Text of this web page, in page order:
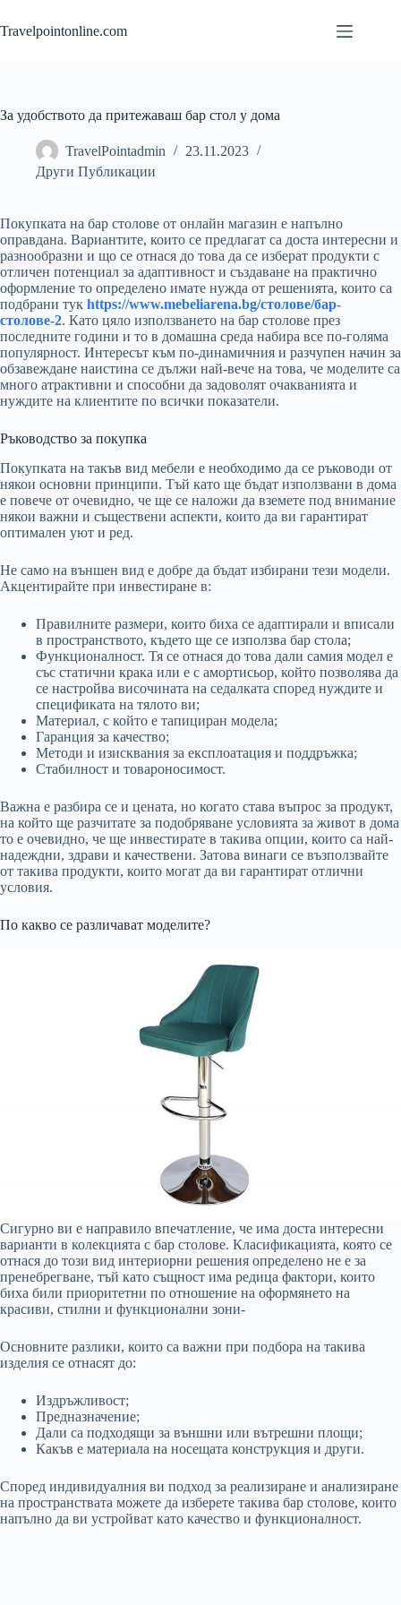
to
content
Travelpointonline.com
За удобството да притежаваш бар стол у дома
TravelPointadmin
23.11.2023
Други Публикации
Покупката на бар столове от онлайн магазин е напълно
оправдана. Вариантите, които се предлагат са доста интересни и
разнообразни и що се отнася до това да се изберат продукти с
отличен потенциал за адаптивност и създаване на практично
оформление то определено имате нужда от решенията, които са
подбрани тук https://www.mebeliarena.bg/столове/бар-
столове-2. Като цяло използването на бар столове през
последните години и то в домашна среда набира все по-голяма
популярност. Интересът към по-динамичния и разчупен начин за
обзавеждане наистина се дължи най-вече на това, че моделите са
много атрактивни и способни да задоволят очакванията и
нуждите на клиентите по всички показатели.
Ръководство за покупка
Покупката на такъв вид мебели е необходимо да се ръководи от
някои основни принципи. Тъй като ще бъдат използвани в дома
е повече от очевидно, че ще се наложи да вземете под внимание
някои важни и съществени аспекти, които да ви гарантират
оптимален уют и ред.
Не само на външен вид е добре да бъдат избирани тези модели.
Акцентирайте при инвестиране в:
Правилните размери, които биха се адаптирали и вписали
в пространството, където ще се използва бар стола;
Функционалност. Тя се отнася до това дали самия модел е
със статични крака или е с амортисьор, който позволява да
се настройва височината на седалката според нуждите и
спецификата на тялото ви;
Материал, с който е тапициран модела;
Гаранция за качество;
Методи и изисквания за експлоатация и поддръжка;
Стабилност и товароносимост.
Важна е разбира се и цената, но когато става въпрос за продукт,
на който ще разчитате за подобряване условията за живот в дома
то е очевидно, че ще инвестирате в такива опции, които са най-
надеждни, здрави и качествени. Затова винаги се възползвайте
от такива продукти, които могат да ви гарантират отлични
условия.
По какво се различават моделите?
Сигурно ви е направило впечатление, че има доста интересни
варианти в колекцията с бар столове. Класификацията, която се
отнася до този вид интериорни решения определено не е за
пренебрегване, тъй като същност има редица фактори, които
биха били приоритетни по отношение на оформянето на
красиви, стилни и функционални зони-
Основните разлики, които са важни при подбора на такива
изделия се отнасят до:
Издръжливост;
Предназначение;
Дали са подходящи за външни или вътрешни площи;
Какъв е материала на носещата конструкция и други.
Според индивидуалния ви подход за реализиране и анализиране
на пространствата можете да изберете такива бар столове, които
напълно да ви устройват като качество и функционалност.